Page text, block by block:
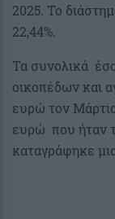
2025. Το
22,44%.
Τα συνολικά
οικοπέδων και
ευρώ τον
ευρώ που ήταν
καταγράφηκε